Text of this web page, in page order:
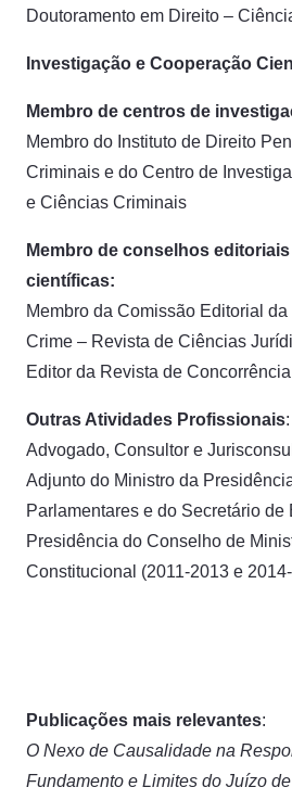
Doutoramento em Direito –
Investigação e Cooperação
Membro de centros de
Membro do Instituto de Direito
Criminais e do Centro de
e Ciências Criminais
Membro de conselhos
científicas:
Membro da Comissão Editorial
Crime – Revista de Ciências
Editor da Revista de
Outras Atividades Profissionais:
Advogado, Consultor e
Adjunto do Ministro da
Parlamentares e do Secretário de
Presidência do Conselho de
Constitucional (2011-2013 e
Publicações mais relevantes:
O Nexo de Causalidade na
Fundamento e Limites do Juízo